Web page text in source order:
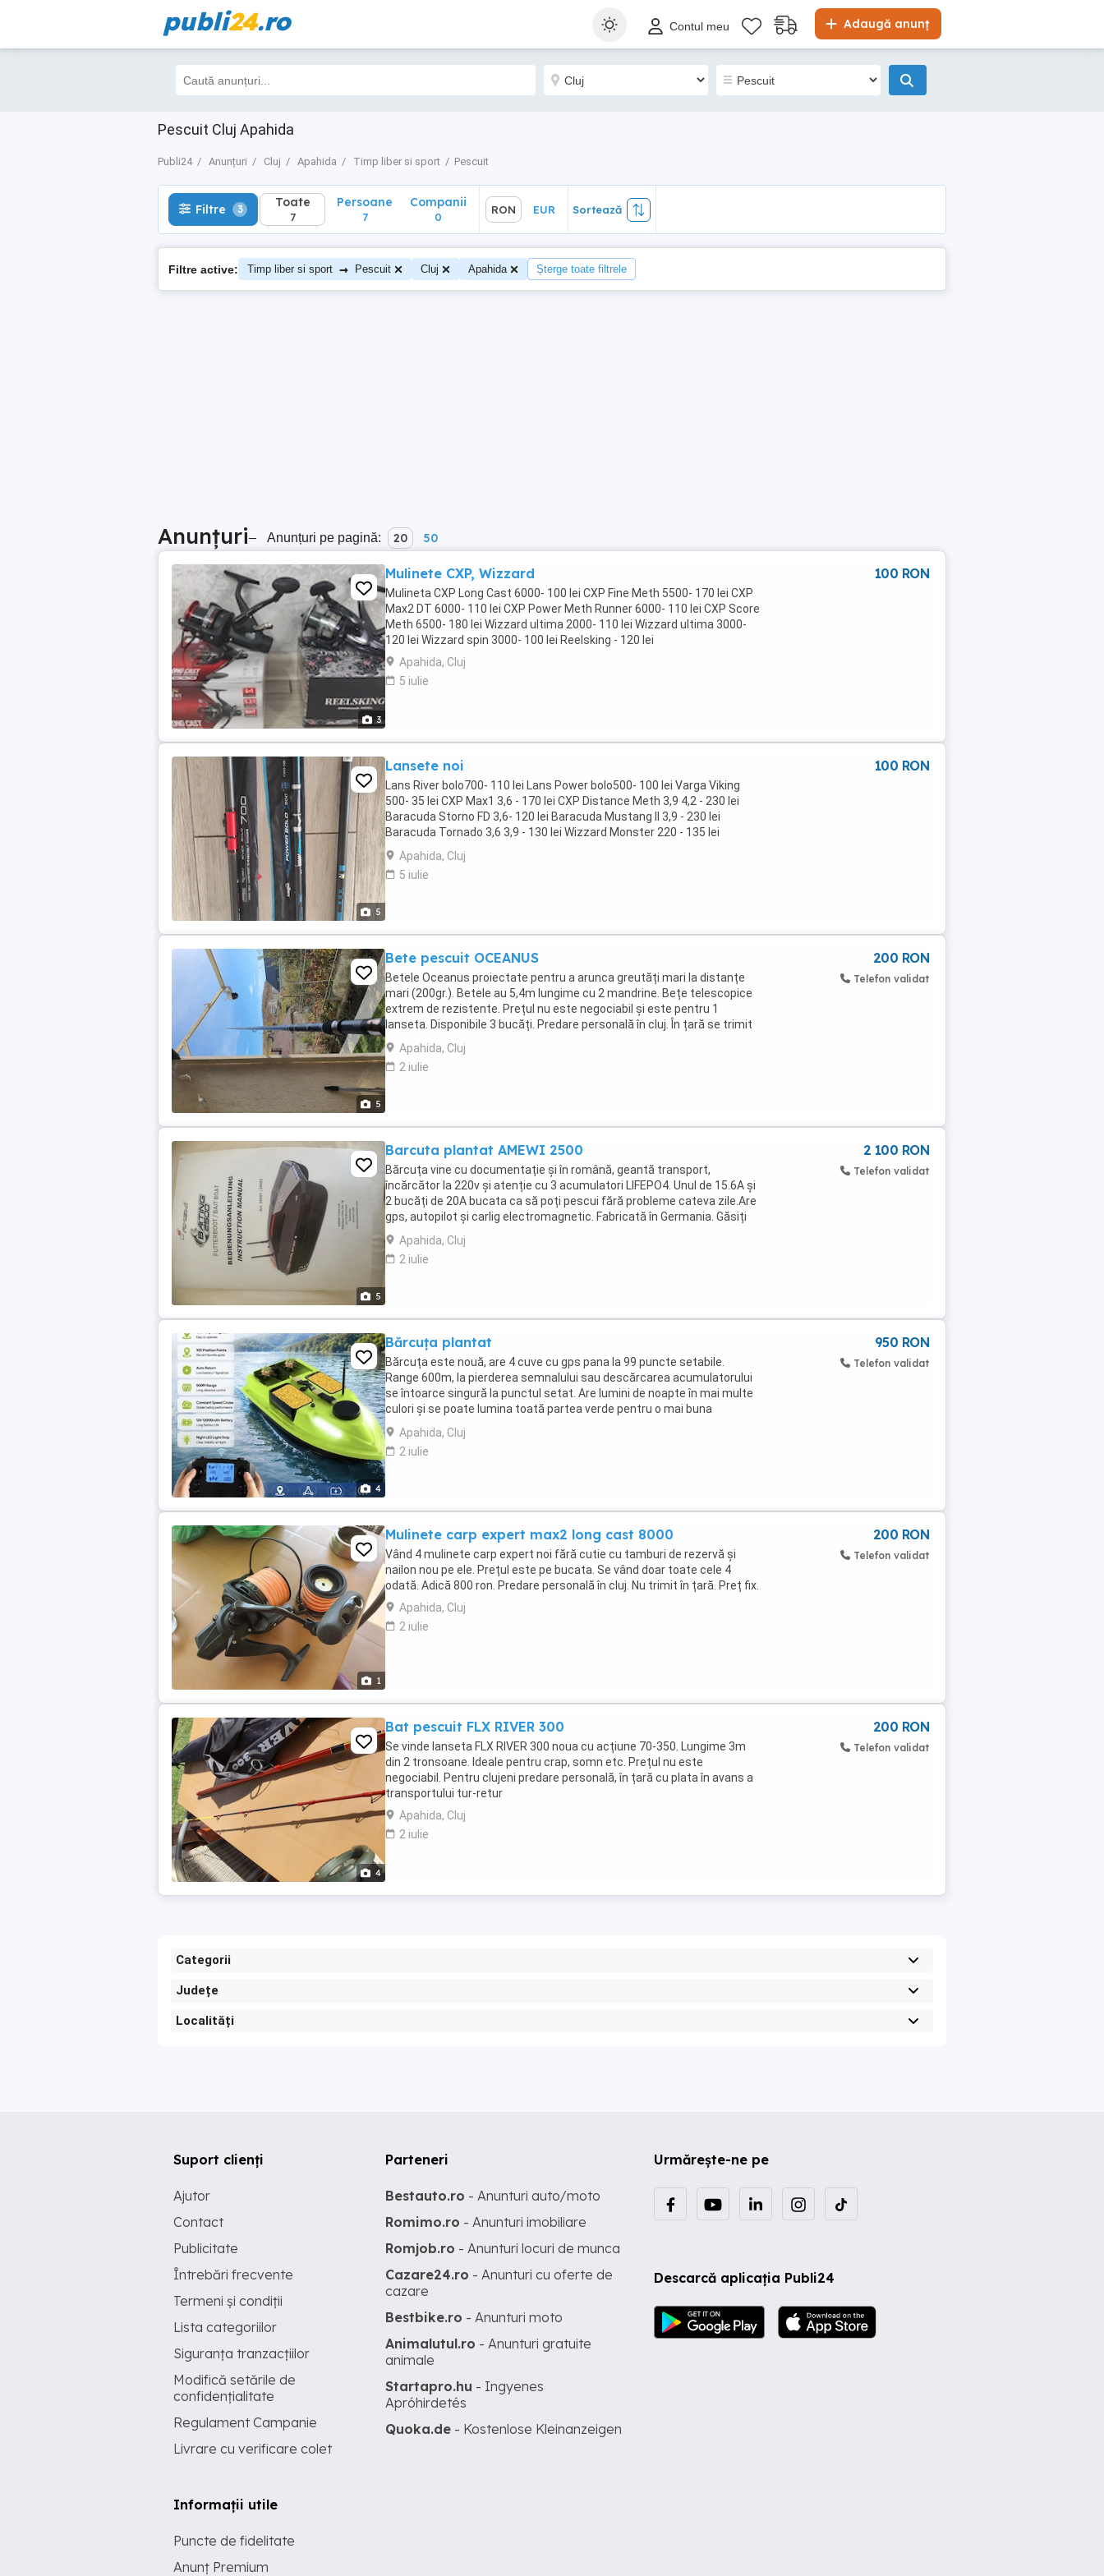
publi24.ro Adaugă anunț
Contul meu
Pescuit Cluj Apahida
Publi24 Anunțuri Cluj Apahida Timp liber si sport Pescuit
Filtre 3 Toate
7
Sortează
Filtre 3 Toate
7
Persoane
7
Companii
0
RON EUR Sortează
Filtre active: Timp liber si sport → Pescuit Cluj Apahida Șterge toate filtrele
Anunțuri– Anunțuri pe pagină: 20 50
3
Mulinete CXP, Wizzard
Mulineta CXP Long Cast 6000- 100 lei CXP Fine Meth 5500- 170 lei CXP
Max2 DT 6000- 110 lei CXP Power Meth Runner 6000- 110 lei CXP Score
Meth 6500- 180 lei Wizzard ultima 2000- 110 lei Wizzard ultima 3000-
120 lei Wizzard spin 3000- 100 lei Reelsking - 120 lei
Apahida, Cluj
5 iulie
100 RON
5
Lansete noi
Lans River bolo700- 110 lei Lans Power bolo500- 100 lei Varga Viking
500- 35 lei CXP Max1 3,6 - 170 lei CXP Distance Meth 3,9 4,2 - 230 lei
Baracuda Storno FD 3,6- 120 lei Baracuda Mustang ll 3,9 - 230 lei
Baracuda Tornado 3,6 3,9 - 130 lei Wizzard Monster 220 - 135 lei
Wizzard MXT Spin 240- 100 lei Ramni ...
Apahida, Cluj
5 iulie
100 RON
5
Bete pescuit OCEANUS
Betele Oceanus proiectate pentru a arunca greutăți mari la distanțe
mari (200gr.). Betele au 5,4m lungime cu 2 mandrine. Bețe telescopice
extrem de rezistente. Prețul nu este negociabil și este pentru 1
lanseta. Disponibile 3 bucăți. Predare personală în cluj. În țară se trimit
doar cu plata în avans ...
Apahida, Cluj
2 iulie
200 RON
Telefon validat
5
Barcuta plantat AMEWI 2500
Bărcuța vine cu documentație și în română, geantă transport,
încărcător la 220v și atenție cu 3 acumulatori LIFEPO4. Unul de 15.6A și
2 bucăți de 20A bucata ca să poți pescui fără probleme cateva zile.Are
gps, autopilot și carlig electromagnetic. Fabricată în Germania. Găsiți
pe YouTube demo. Predare ...
Apahida, Cluj
2 iulie
2 100 RON
Telefon validat
4
Bărcuța plantat
Bărcuța este nouă, are 4 cuve cu gps pana la 99 puncte setabile.
Range 600m, la pierderea semnalului sau descărcarea acumulatorului
se întoarce singură la punctul setat. Are lumini de noapte în mai multe
culori și se poate lumina toată partea verde pentru o mai buna
vizibilitate. Vine cu acumulator, ...
Apahida, Cluj
2 iulie
950 RON
Telefon validat
1
Mulinete carp expert max2 long cast 8000
Vând 4 mulinete carp expert noi fără cutie cu tamburi de rezervă și
nailon nou pe ele. Prețul este pe bucata. Se vând doar toate cele 4
odată. Adică 800 ron. Predare personală în cluj. Nu trimit în țară. Preț fix.
Apahida, Cluj
2 iulie
200 RON
Telefon validat
4
Bat pescuit FLX RIVER 300
Se vinde lanseta FLX RIVER 300 noua cu acțiune 70-350. Lungime 3m
din 2 tronsoane. Ideale pentru crap, somn etc. Prețul nu este
negociabil. Pentru clujeni predare personală, în țară cu plata în avans a
transportului tur-retur
Apahida, Cluj
2 iulie
200 RON
Telefon validat
Categorii
Județe
Localități
Urmărește-ne pe
Descarcă aplicația Publi24
Suport clienți
Ajutor
Contact
Publicitate
Întrebări frecvente
Termeni și condiții
Lista categoriilor
Siguranța tranzacțiilor
Modifică setările de
confidențialitate
Regulament Campanie
Livrare cu verificare colet
Informații utile
Puncte de fidelitate
Anunț Premium
Parteneri
Bestauto.ro - Anunturi auto/moto
Romimo.ro - Anunturi imobiliare
Romjob.ro - Anunturi locuri de munca
Cazare24.ro - Anunturi cu oferte de
cazare
Bestbike.ro - Anunturi moto
Animalutul.ro - Anunturi gratuite
animale
Startapro.hu - Ingyenes
Apróhirdetés
Quoka.de - Kostenlose Kleinanzeigen